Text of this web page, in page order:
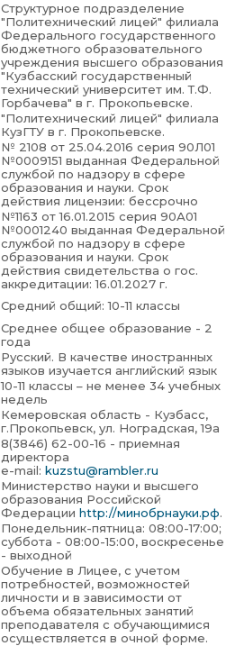
Структурное подразделение
"Политехнический лицей" филиала
Федерального государственного
бюджетного образовательного
учреждения высшего образования
"Кузбасский государственный
технический университет им. Т.Ф.
Горбачева" в г. Прокопьевске.
"Политехнический лицей" филиала
КузГТУ в г. Прокопьевске.
№ 2108 от 25.04.2016 серия 90Л01
№0009151 выданная Федеральной
службой по надзору в сфере
образования и науки. Срок
действия лицензии: бессрочно
№1163 от 16.01.2015 серия 90А01
№0001240 выданная Федеральной
службой по надзору в сфере
образования и науки. Срок
действия свидетельства о гос.
аккредитации: 16.01.2027 г.
Средний общий: 10-11 классы
Среднее общее образование - 2
года
Русский. В качестве иностранных
языков изучается английский язык
10-11 классы – не менее 34 учебных
недель
Кемеровская область - Кузбасс,
г.Прокопьевск, ул. Ноградская, 19а
8(3846) 62-00-16 - приемная
директора
e-mail: kuzstu@rambler.ru
Министерство науки и высшего
образования Российской
Федерации http://минобрнауки.рф.
Понедельник-пятница: 08:00-17:00;
суббота - 08:00-15:00, воскресенье
- выходной
Обучение в Лицее, с учетом
потребностей, возможностей
личности и в зависимости от
объема обязательных занятий
преподавателя с обучающимися
осуществляется в очной форме.